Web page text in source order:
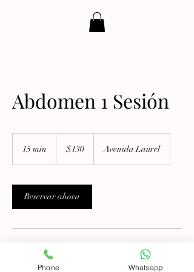
Abdomen 1 Sesión
15 min
m
i
n
dólares
estadounidenses
$130 Avenida Laurel
Reservar ahora
Datos de contacto
Phone Whatsapp